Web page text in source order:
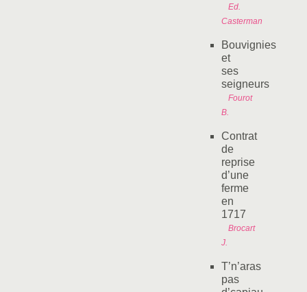
Ed.
Casterman
Bouvignies
et
ses
seigneurs
Fourot
B.
Contrat
de
reprise
d’une
ferme
en
1717
Brocart
J.
T’n’aras
pas